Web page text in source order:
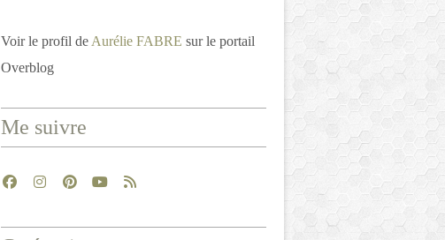
Voir le profil de Aurélie FABRE sur le portail
Overblog
Me suivre